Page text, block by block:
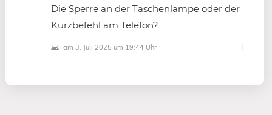
Die Sperre an der Taschenlampe oder der
Kurzbefehl am Telefon?
am 3. Juli 2025 um 19:44 Uhr